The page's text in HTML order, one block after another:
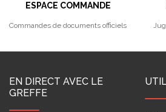
ESPACE COMMANDE
Commandes de documents officiels
EN DIRECT AVEC LE
GREFFE